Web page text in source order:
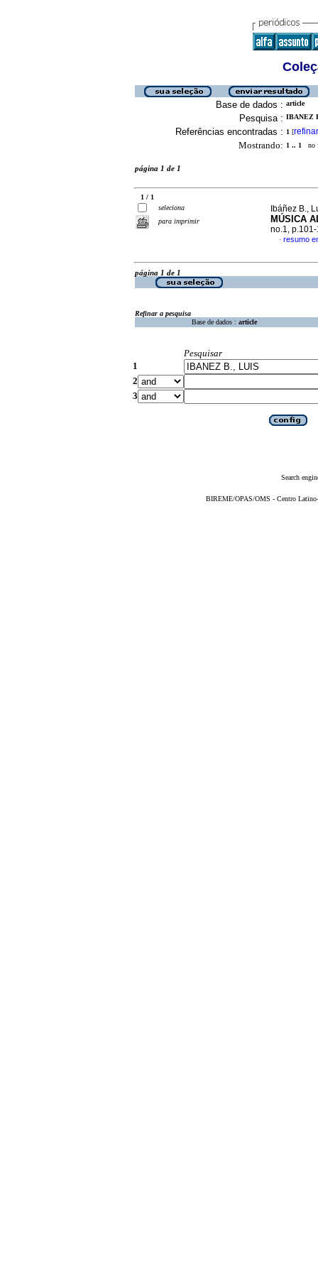
Base de dados : article
Pesquisa : IBANEZ
Referências encontradas : 1 [refinar
Mostrando: 1 .. 1 no
página 1 de 1
1 / 1
seleciona
para imprimir
Ibáñez B.,
MÚSICA
no.1,
· resumo
página 1 de 1
Refinar a pesquisa
Base de dados : article
Pesquisar
1
2
3
Search
BIREME/OPAS/OMS - Centro Latino-